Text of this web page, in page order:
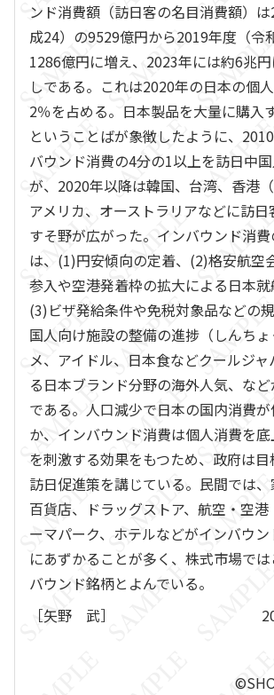
ンド消費額（訪日客の名目消費額）
成24）の9529億円から2019年度（令
1286億円に増え、2023年には約6兆
しである。これは2020年の日本の個
2％を占める。日本製品を大量に購入
ということばが象徴したように、
バウンド消費の4分の1以上を訪日中
が、2020年以降は韓国、台湾、香港（
アメリカ、オーストラリアなどに訪
すそ野が広がった。インバウンド消
は、(1)円安傾向の定着、(2)格安航空
参入や空港発着枠の拡大による日本就
(3)ビザ発給条件や免税対象品などの
国人向け施設の整備の進捗（しんち
メ、アイドル、日本食などクールジ
る日本ブランド分野の海外人気、な
である。人口減少で日本の国内消費
か、インバウンド消費は個人消費を
を刺激する効果をもつため、政府は
訪日促進策を講じている。民間では、
百貨店、ドラッグストア、航空・空
ーマパーク、ホテルなどがインバウ
にあずかることが多く、株式市場で
バウンド銘柄とよんでいる。
［矢野 武］